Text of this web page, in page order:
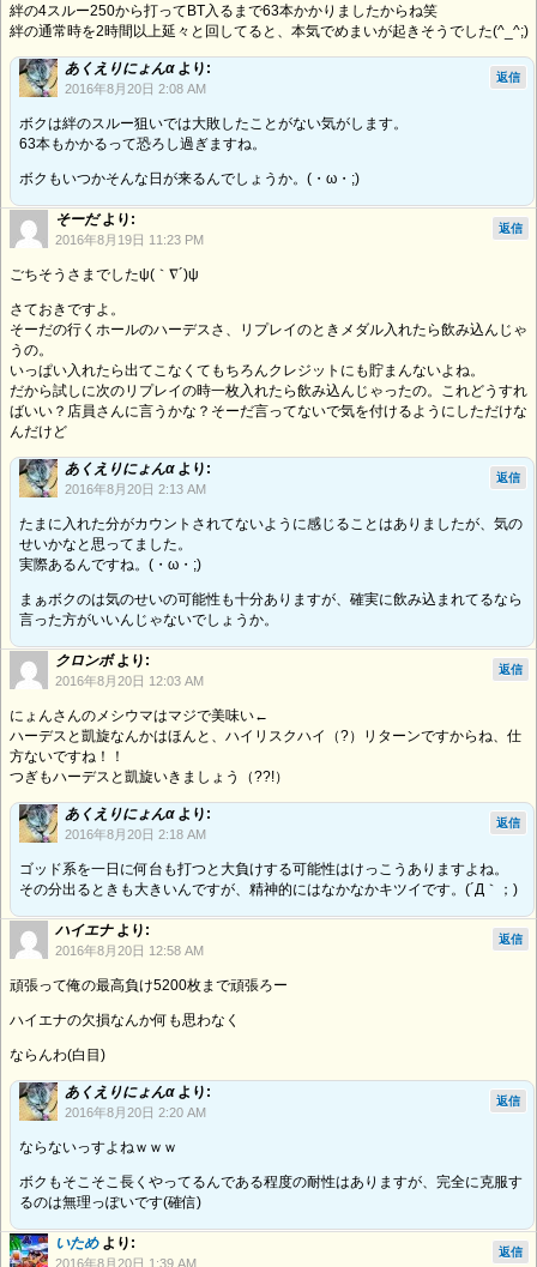
絆の4スルー250から打ってBT入るまで63本かかりましたからね笑
絆の通常時を2時間以上延々と回してると、本気でめまいが起きそうでした(^_^;)
あくえりにょんα より:
2016年8月20日 2:08 AM
ボクは絆のスルー狙いでは大敗したことがない気がします。
63本もかかるって恐ろし過ぎますね。
ボクもいつかそんな日が来るんでしょうか。(・ω・;)
返信
そーだ より:
2016年8月19日 11:23 PM
ごちそうさまでしたψ(｀∇´)ψ
さておきですよ。
そーだの行くホールのハーデスさ、リプレイのときメダル入れたら飲み込んじゃ
うの。
いっぱい入れたら出てこなくてもちろんクレジットにも貯まんないよね。
だから試しに次のリプレイの時一枚入れたら飲み込んじゃったの。これどうすれ
ばいい？店員さんに言うかな？そーだ言ってないで気を付けるようにしただけな
んだけど
返信
あくえりにょんα より:
2016年8月20日 2:13 AM
たまに入れた分がカウントされてないように感じることはありましたが、気の
せいかなと思ってました。
実際あるんですね。(・ω・;)
まぁボクのは気のせいの可能性も十分ありますが、確実に飲み込まれてるなら
言った方がいいんじゃないでしょうか。
返信
クロンボ より:
2016年8月20日 12:03 AM
にょんさんのメシウマはマジで美味い←
ハーデスと凱旋なんかはほんと、ハイリスクハイ（?）リターンですからね、仕
方ないですね！！
つぎもハーデスと凱旋いきましょう（??!）
返信
あくえりにょんα より:
2016年8月20日 2:18 AM
ゴッド系を一日に何台も打つと大負けする可能性はけっこうありますよね。
その分出るときも大きいんですが、精神的にはなかなかキツイです。(´Д｀；)
返信
ハイエナ より:
2016年8月20日 12:58 AM
頑張って俺の最高負け5200枚まで頑張ろー
ハイエナの欠損なんか何も思わなく
ならんわ(白目)
返信
あくえりにょんα より:
2016年8月20日 2:20 AM
ならないっすよねｗｗｗ
ボクもそこそこ長くやってるんである程度の耐性はありますが、完全に克服す
るのは無理っぽいです(確信)
返信
いため より:
2016年8月20日 1:39 AM
返信